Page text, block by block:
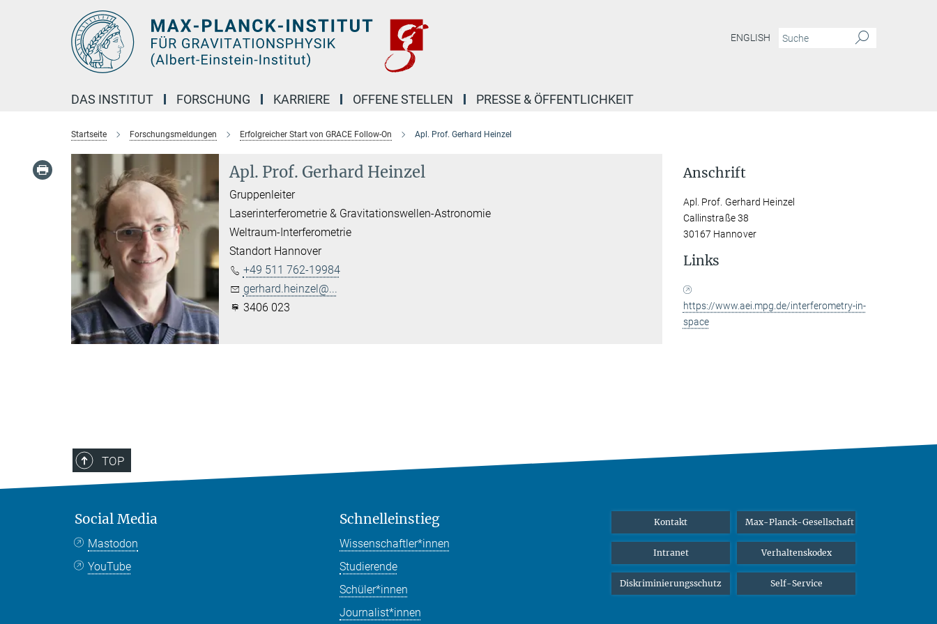
ENGLISH
DAS INSTITUT FORSCHUNG KARRIERE OFFENE STELLEN PRESSE & ÖFFENTLICHKEIT
Startseite Forschungsmeldungen Erfolgreicher Start von GRACE Follow-On Apl. Prof. Gerhard Heinzel
Apl. Prof. Gerhard Heinzel
Gruppenleiter
Laserinterferometrie & Gravitationswellen-Astronomie
Weltraum-Interferometrie
Standort Hannover
+49 511 762-19984
gerhard.heinzel@...
3406 023
Anschrift
Apl. Prof. Gerhard Heinzel
Callinstraße 38
30167 Hannover
Links
https://www.aei.mpg.de/interferometry-in-
space
TOP
Social Media
Mastodon
YouTube
Schnelleinstieg
Wissenschaftler*innen
Studierende
Schüler*innen
Journalist*innen
Kontakt Max-Planck-Gesellschaft
Intranet Verhaltenskodex
Diskriminierungsschutz Self-Service